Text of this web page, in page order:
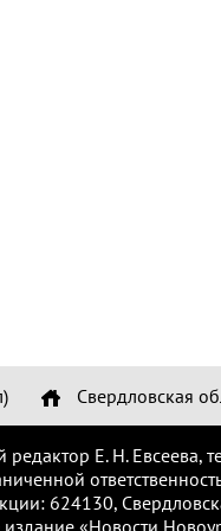
Свердловская
редактор Е. Н.
624130,